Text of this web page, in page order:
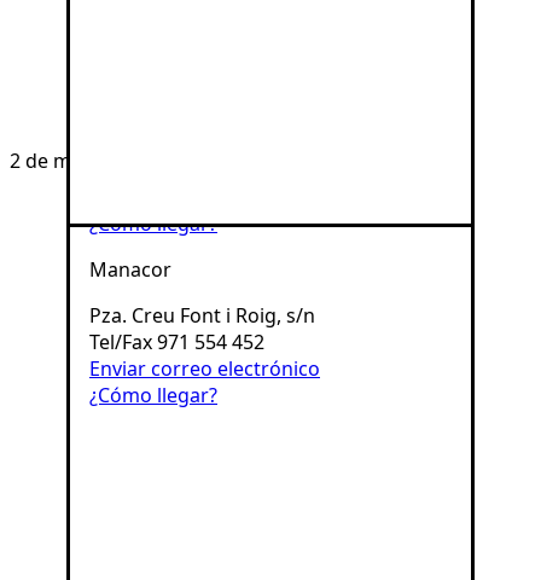
¿Cómo llegar?
Manacor
Pza. Creu Font i Roig, s/n
Tel/Fax 971 554 452
Enviar correo electrónico
¿Cómo llegar?
2 de mayo de 2025